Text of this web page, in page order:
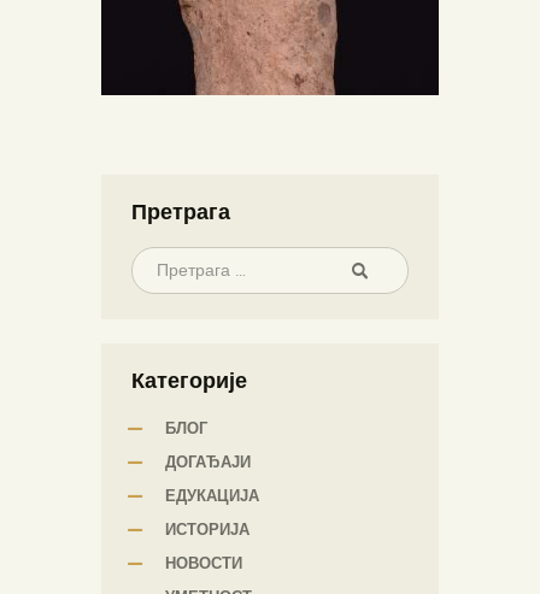
Претрага
Категорије
БЛОГ
ДОГАЂАЈИ
ЕДУКАЦИЈА
ИСТОРИЈА
НОВОСТИ